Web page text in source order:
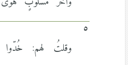
٥
وقلتُ لهم: خُدّوا